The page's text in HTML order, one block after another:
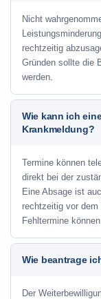
Nicht
rechtzeitig
Gründen sollte die
werden.
Wie kann ich
Krankmeldung?
Termine können
direkt bei der
Eine Absage ist
rechtzeitig vor
Fehltermine
Wie beantrage
Der